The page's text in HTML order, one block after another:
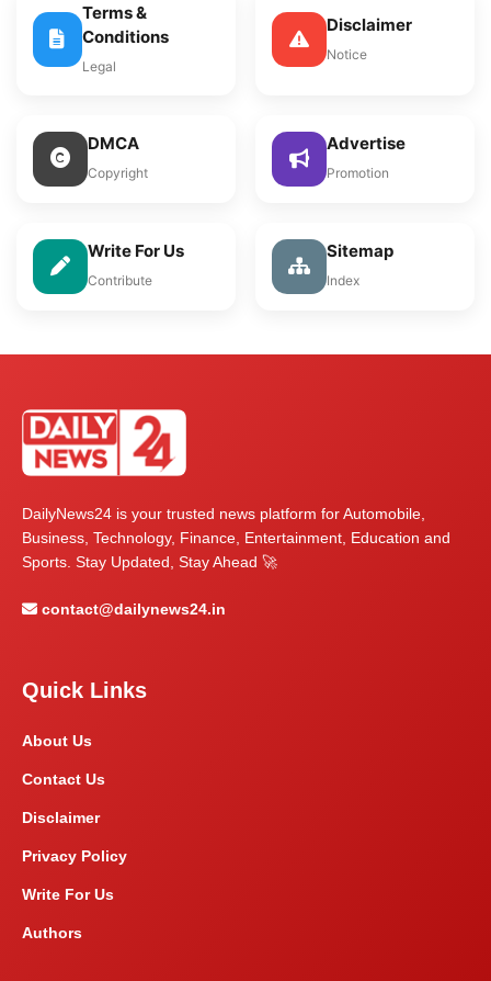
Terms &
Conditions
Legal
Disclaimer
Notice
DMCA
Copyright
Advertise
Promotion
Write For Us
Contribute
Sitemap
Index
DailyNews24 is your trusted news platform for Automobile,
Business, Technology, Finance, Entertainment, Education and
Sports. Stay Updated, Stay Ahead 🚀
contact@dailynews24.in
Quick Links
About Us
Contact Us
Disclaimer
Privacy Policy
Write For Us
Authors